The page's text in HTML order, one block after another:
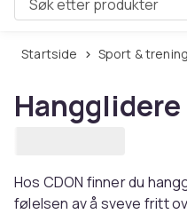
Søk etter produkter
Startside Sport & trening
Hangglidere
Hos CDON finner du
følelsen av å sveve fritt